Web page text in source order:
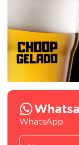
WhatsApp